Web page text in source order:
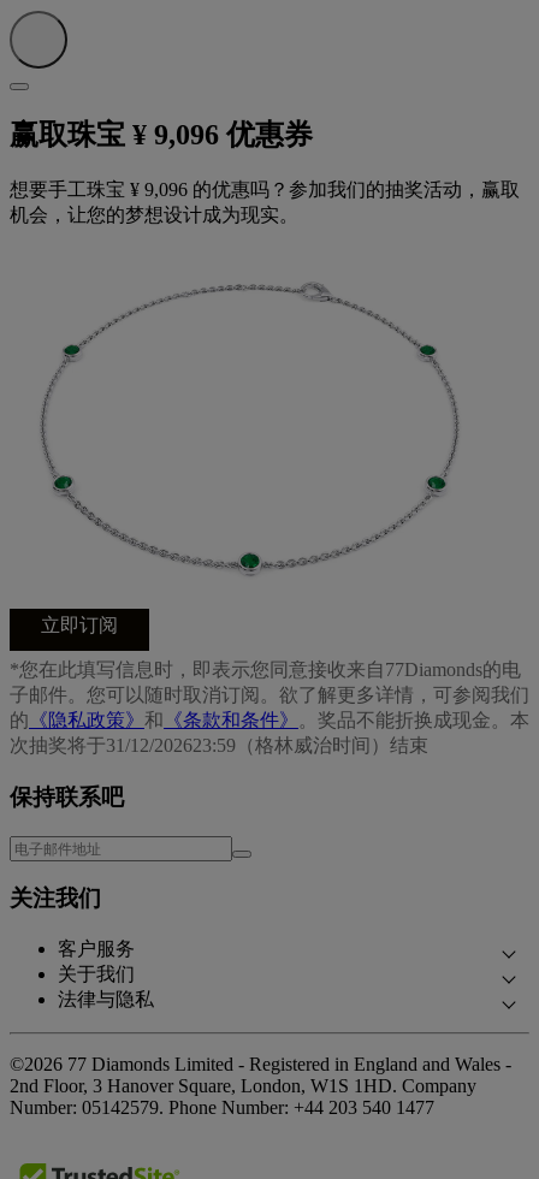
赢取珠宝 ¥ 9,096 优惠券
想要手工珠宝 ¥ 9,096 的优惠吗？参加我们的抽奖活动，赢取
机会，让您的梦想设计成为现实。
立即订阅
*您在此填写信息时，即表示您同意接收来自77Diamonds的电
子邮件。您可以随时取消订阅。欲了解更多详情，可参阅我们
的 《隐私政策》 和 《条款和条件》
。奖品不能折换成现金。本
次抽奖将于31/12/202623:59（格林威治时间）结束
保持联系吧
关注我们
客户服务
联系我们
常见问题
交货和退货
税费计算器
关于我们
我们的故事
我们的承诺
法律与隐私
隐私政策
Cookie政策
《条款和条件》
©2026 77 Diamonds Limited - Registered in England and Wales -
2nd Floor, 3 Hanover Square, London, W1S 1HD. Company
Number: 05142579. Phone Number: +44 203 540 1477